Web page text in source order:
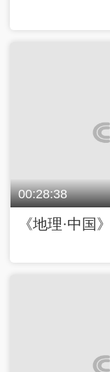
00:28:38
《地理·中国